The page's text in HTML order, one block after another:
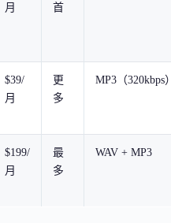
月
首
$39/
月
更
多
MP3（320kbps）
$199/
月
最
多
WAV + MP3